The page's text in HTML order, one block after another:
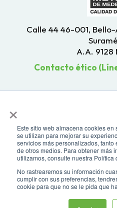
×
Este sitio web almacena cookies
se utilizan para mejorar su
servicios más personalizados, tanto
de otros medios. Para obtener más
utilizamos, consulte nuestra Política
No rastrearemos su información
cumplir con sus preferencias,
cookie para que no se le pida que
Calle 44 46-001,
A.A. 9128
Contacto ético
pantalla de 1024 x 768. Para